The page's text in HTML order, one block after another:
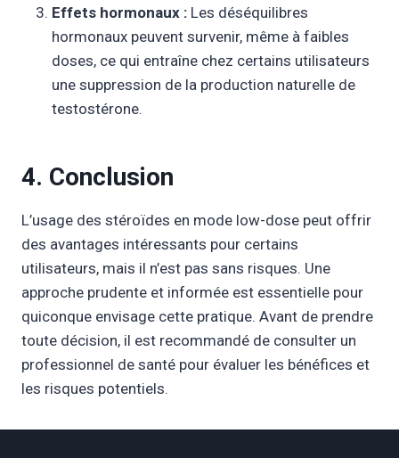
Effets hormonaux : Les déséquilibres
hormonaux peuvent survenir, même à faibles
doses, ce qui entraîne chez certains utilisateurs
une suppression de la production naturelle de
testostérone.
4. Conclusion
L’usage des stéroïdes en mode low-dose peut offrir
des avantages intéressants pour certains
utilisateurs, mais il n’est pas sans risques. Une
approche prudente et informée est essentielle pour
quiconque envisage cette pratique. Avant de prendre
toute décision, il est recommandé de consulter un
professionnel de santé pour évaluer les bénéfices et
les risques potentiels.